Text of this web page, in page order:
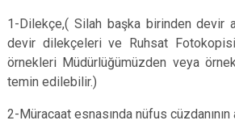
1-Dilekçe,( Silah başka birinden devir
devir dilekçeleri ve Ruhsat
örnekleri Müdürlüğümüzden veya
temin edilebilir.)
2-Müracaat esnasında nüfus